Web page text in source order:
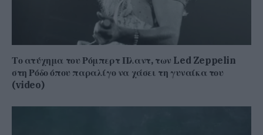
Το ατύχημα του Ρόμπερτ Πλαντ, των Led Zeppelin
στη Ρόδο όπου παραλίγο να χάσει τη γυναίκα του
(video)